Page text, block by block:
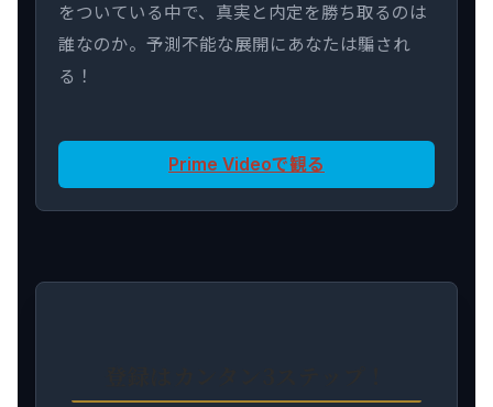
をついている中で、真実と内定を勝ち取るのは
誰なのか。予測不能な展開にあなたは騙され
る！
Prime Videoで観る